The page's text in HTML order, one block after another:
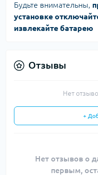
Будьте внимательны,
установке
извлекайте батарею
Отзывы
Нет
+
Нет отзывов о
первым,